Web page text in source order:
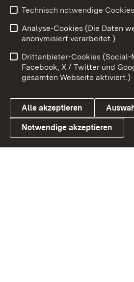
Youtube
Link zum Landesportal
Benutzungshinweise
Datenschutz
Technisch notwendige Cookies
Analyse-Cookies (Die Daten
anonymisiert verarbeitet.)
Drittanbieter-Cookies (Social-
Facebook, X / Twitter und
gesamten Webseite aktiviert.)
Alle akzeptieren
Notwendige akzeptieren